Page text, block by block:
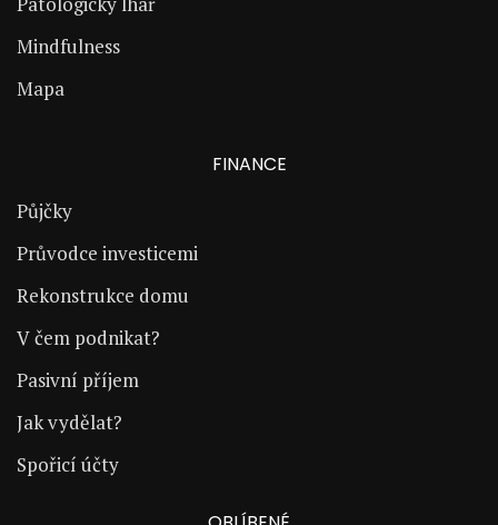
Mindfulness
Mapa
FINANCE
Půjčky
Průvodce investicemi
Rekonstrukce domu
V čem podnikat?
Pasivní příjem
Jak vydělat?
Spořicí účty